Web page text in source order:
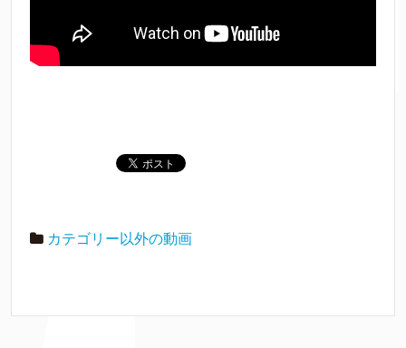
カテゴリー以外の動画